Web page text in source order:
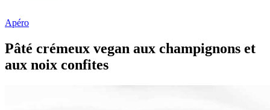
Apéro
Pâté crémeux vegan aux champignons et
aux noix confites